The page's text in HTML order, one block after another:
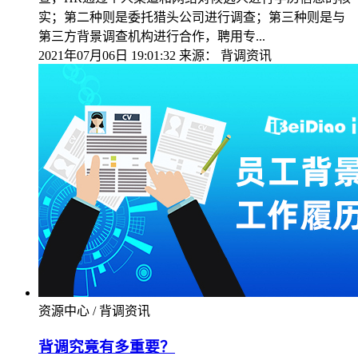
实；第二种则是委托猎头公司进行调查；第三种则是与
第三方背景调查机构进行合作，聘用专...
2021年07月06日 19:01:32 来源： 背调资讯
资源中心 / 背调资讯
背调究竟有多重要？